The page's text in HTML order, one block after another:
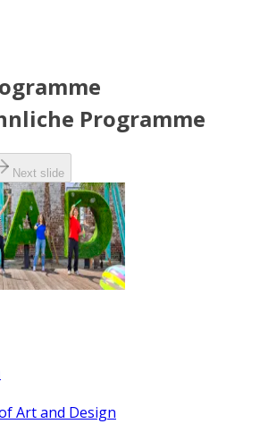
Programme
Next slide
Art and Design